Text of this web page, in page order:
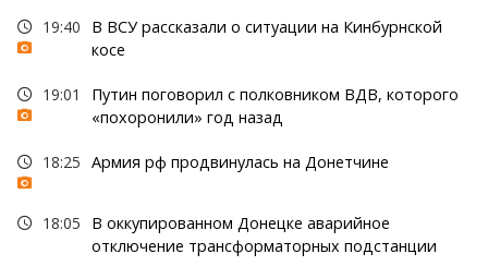
19:40
В ВСУ рассказали о ситуации на Кинбурнской
косе
19:01
Путин поговорил с полковником ВДВ, которого
«похоронили» год назад
18:25 Армия рф продвинулась на Донетчине
18:05
В оккупированном Донецке аварийное
отключение трансформаторных подстанции